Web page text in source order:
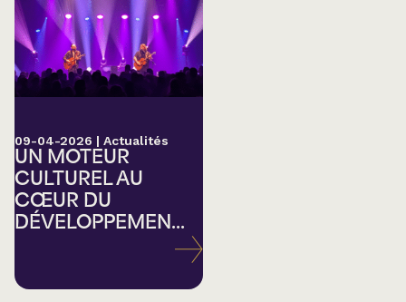
09-04-2026 | Actualités
UN MOTEUR
CULTUREL AU
CŒUR DU
DÉVELOPPEMEN...